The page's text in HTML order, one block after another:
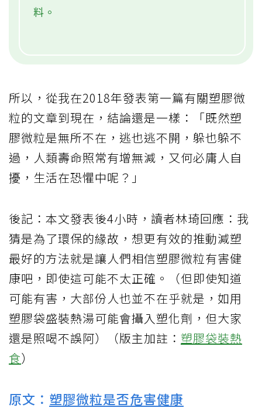
料。
所以，從我在2018年發表第一篇有關塑膠微
粒的文章到現在，結論還是一樣：「既然塑
膠微粒是無所不在，逃也逃不開，躲也躲不
過，人類壽命照常有增無減，又何必庸人自
擾，生活在恐懼中呢？」
後記：本文發表後4小時，讀者林琦回應：我
猜是為了環保的緣故，想更有效的推動減塑
最好的方法就是讓人們相信塑膠微粒有害健
康吧，即使這可能不太正確。（但即使知道
可能有害，大部份人也並不在乎就是，如用
塑膠袋盛裝熱湯可能會攝入塑化劑，但大家
還是照喝不誤阿）（版主加註： 塑膠袋裝熱
食）
原文： 塑膠微粒是否危害健康